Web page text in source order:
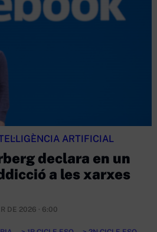
ARTIFICIAL
declara en un
a les xarxes
DE 2026 · 6:00